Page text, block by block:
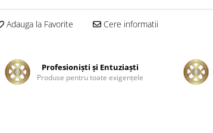
Adauga la Favorite Cere informatii
Profesionişti şi Entuziaşti
Produse pentru toate exigenţele